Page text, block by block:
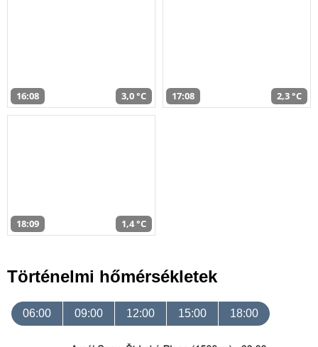
16:08 3,0 °C 17:08 2,3 °C
18:09 1,4 °C
Történelmi hőmérsékletek
06:00 09:00 12:00 15:00 18:00